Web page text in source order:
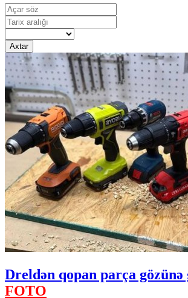
Axtar
Dreldən qopan parça
FOTO